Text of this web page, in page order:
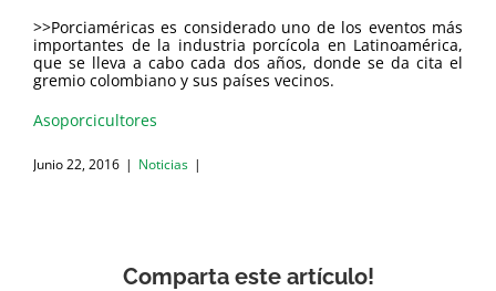
>>Porciaméricas es considerado uno de los eventos más
importantes de la industria porcícola en Latinoamérica,
que se lleva a cabo cada dos años, donde se da cita el
gremio colombiano y sus países vecinos.
Asoporcicultores
Junio 22, 2016 | Noticias |
Comparta este artículo!